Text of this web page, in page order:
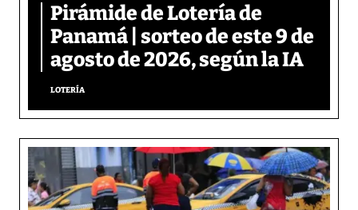
Pirámide de Lotería de
Panamá | sorteo de este 9 de
agosto de 2026, según la IA
LOTERÍA